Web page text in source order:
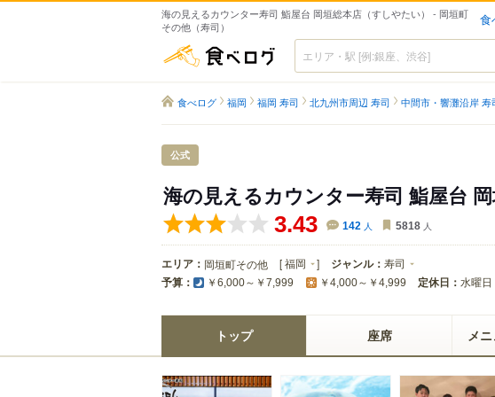
海の見えるカウンター寿司 鮨屋台 岡垣総本店（すしやたい） - 岡垣町
その他（寿司）
食
食べログ
食べログ 福岡 福岡 寿司 北九州市周辺 寿司 中間市・響灘沿岸 寿
公式
海の見えるカウンター寿司 鮨屋台
3.43 142 人 5818 人
エリア： 岡垣町その他 [福岡 ] ジャンル： 寿司
予算： ￥6,000～￥7,999 ￥4,000～￥4,999 定休日： 水曜日
トップ 座席 メ